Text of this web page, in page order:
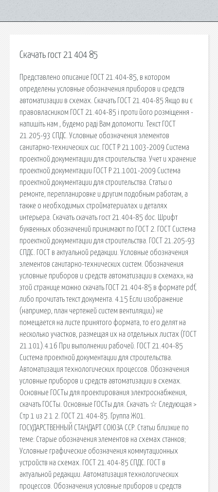
Скачать гост 21 404 85
Представлено описание ГОСТ 21.404-85, в котором
определены условные обозначения приборов и средств
автоматизации в схемах. Скачать ГОСТ 21.404-85 Якщо ви є
правовласником ГОСТ 21.404-85 і проти його розміщення -
напишіть нам , будемо раді Вам допомогти. Текст ГОСТ
21.205-93 СПДС. Условные обозначения элементов
санитарно-технических сис. ГОСТ Р 21.1003-2009 Система
проектной документации для строительства. Учет и хранение
проектной документации ГОСТ Р 21.1001-2009 Система
проектной документации для строительства. Статьи о
ремонте, перепланировке и другим подобным работам, а
также о необходимых стройматериалах и деталях
интерьера. Скачать скачать гост 21.404-85 doc. Шрифт
буквенных обозначений принимают по ГОСТ 2. ГОСТ Система
проектной документации для строительства. ГОСТ 21.205-93
СПДС. ГОСТ в актуальной редакции. Условные обозначения
элементов санитарно-технических систем. Обозначения
условные приборов и средств автоматизации в схемах», на
этой странице можно скачать ГОСТ 21.404-85 в формате pdf,
либо прочитать текст документа. 4.15 Если изображение
(например, план чертежей систем вентиляции) не
помещается на листе принятого формата, то его делят на
несколько участков, размещая их на отдельных листах (ГОСТ
21.101).4.16 При выполнении рабочей. ГОСТ 21.404-85
Система проектной документации для строительства.
Автоматизация технологических процессов. Обозначения
условные приборов и средств автоматизации в схемах.
Основные ГОСТы для проектирования электроснабжения,
скачать ГОСТы. Основные ГОСТы для. Скачать ☆ Следующая >
Стр 1 из 2 1 2. ГОСТ 21.404-85. Группа Ж01.
ГОСУДАРСТВЕННЫЙ СТАНДАРТ СОЮЗА ССР. Статьи близкие по
теме: Старые обозначения элементов на схемах станков;
Условные графические обозначения коммутационных
устройств на схемах. ГОСТ 21.404-85 СПДС. ГОСТ в
актуальной редакции. Автоматизация технологических
процессов. Обозначения условные приборов и средств